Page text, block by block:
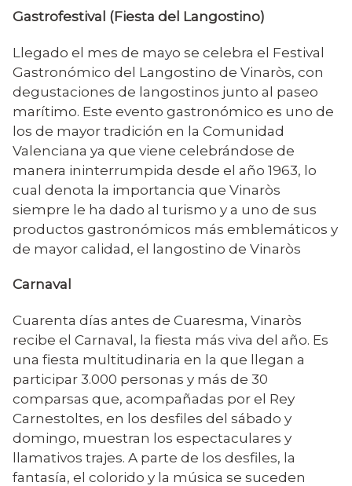
Gastrofestival (Fiesta del Langostino)
Llegado el mes de mayo se celebra el Festival
Gastronómico del Langostino de Vinaròs, con
degustaciones de langostinos junto al paseo
marítimo. Este evento gastronómico es uno de
los de mayor tradición en la Comunidad
Valenciana ya que viene celebrándose de
manera ininterrumpida desde el año 1963, lo
cual denota la importancia que Vinaròs
siempre le ha dado al turismo y a uno de sus
productos gastronómicos más emblemáticos y
de mayor calidad, el langostino de Vinaròs
Carnaval
Cuarenta días antes de Cuaresma, Vinaròs
recibe el Carnaval, la fiesta más viva del año. Es
una fiesta multitudinaria en la que llegan a
participar 3.000 personas y más de 30
comparsas que, acompañadas por el Rey
Carnestoltes, en los desfiles del sábado y
domingo, muestran los espectaculares y
llamativos trajes. A parte de los desfiles, la
fantasía, el colorido y la música se suceden